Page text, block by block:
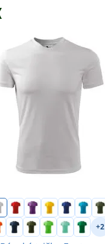
+2